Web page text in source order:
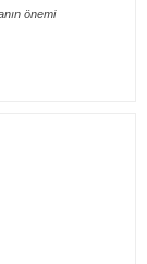
önemi